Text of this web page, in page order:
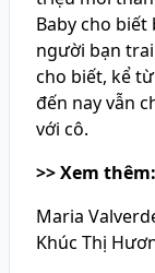
Baby cho
người bạn
cho biết, kể
đến nay vẫn
với cô.
>> Xem thêm:
Maria
Khúc Thị